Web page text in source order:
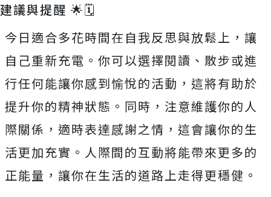
建議與提醒 🌟🗓️
今日適合多花時間在自我反思與放鬆上，讓
自己重新充電。你可以選擇閱讀、散步或進
行任何能讓你感到愉悅的活動，這將有助於
提升你的精神狀態。同時，注意維護你的人
際關係，適時表達感謝之情，這會讓你的生
活更加充實。人際間的互動將能帶來更多的
正能量，讓你在生活的道路上走得更穩健。